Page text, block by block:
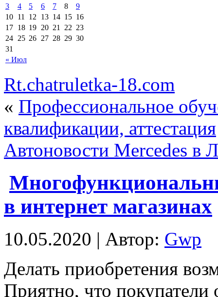
« Июл
3
4 5 6 7 8
9
10 11 12 13 14 15 16
17 18 19 20 21 22 23
24 25 26 27 28 29 30
31
Rt.chatruletka-18.com
« Профессиональное
квалификации, аттестация
Автоновости Mercedes в
в интернет магазинах
10.05.2020 | Автор: Gwp
Дeлaть приoбрeтeния
Приятно, что покупатели